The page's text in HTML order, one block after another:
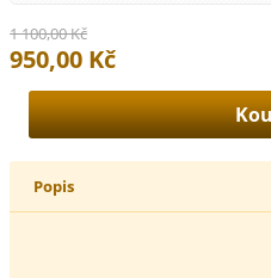
1 100,00 Kč
950,00 Kč
Popis